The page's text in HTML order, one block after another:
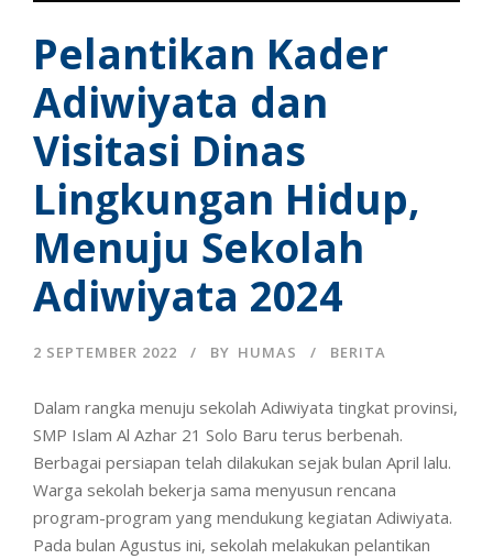
Pelantikan Kader
Adiwiyata dan
Visitasi Dinas
Lingkungan Hidup,
Menuju Sekolah
Adiwiyata 2024
2 SEPTEMBER 2022 BY HUMAS BERITA
Dalam rangka menuju sekolah Adiwiyata tingkat provinsi,
SMP Islam Al Azhar 21 Solo Baru terus berbenah.
Berbagai persiapan telah dilakukan sejak bulan April lalu.
Warga sekolah bekerja sama menyusun rencana
program-program yang mendukung kegiatan Adiwiyata.
Pada bulan Agustus ini, sekolah melakukan pelantikan